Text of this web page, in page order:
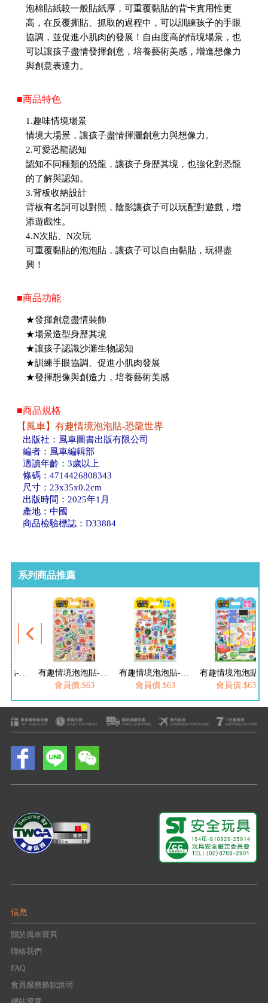
泡棉貼紙較一般貼紙厚，可重覆黏貼的背卡實用性更
高，在反覆撕貼、抓取的過程中，可以訓練孩子的手眼
協調，並促進小肌肉的發展！自由度高的情境場景，也
可以讓孩子盡情發揮創意，培養藝術美感，增進想像力
與創意表達力。
■商品特色
1.趣味情境場景
情境大場景，讓孩子盡情揮灑創意力與想像力。
2.可愛恐龍認知
認知不同種類的恐龍，讓孩子身歷其境，也強化對恐龍
的了解與認知。
3.背板收納設計
背板有名詞可以對照，陰影讓孩子可以玩配對遊戲，增
添遊戲性。
4.N次貼、N次玩
可重覆黏貼的泡泡貼，讓孩子可以自由黏貼，玩得盡
興！
■商品功能
★發揮創意盡情裝飾
★場景造型身歷其境
★讓孩子認識沙灘生物認知
★訓練手眼協調、促進小肌肉發展
★發揮想像與創造力，培養藝術美感
■商品規格
【風車】有趣情境泡泡貼-恐龍世界
出版社：風車圖書出版有限公司
編者：風車編輯部
適讀年齡：3歲以上
條碼：4714426808343
尺寸：23x35x0.2cm
出版時間：2025年1月
產地：中國
商品檢驗標誌：D33884
系列商品推薦
會員價:$63
會員價:$63
會員價:$63
信息
關於風車寶貝
聯絡我們
FAQ
會員服務條款說明